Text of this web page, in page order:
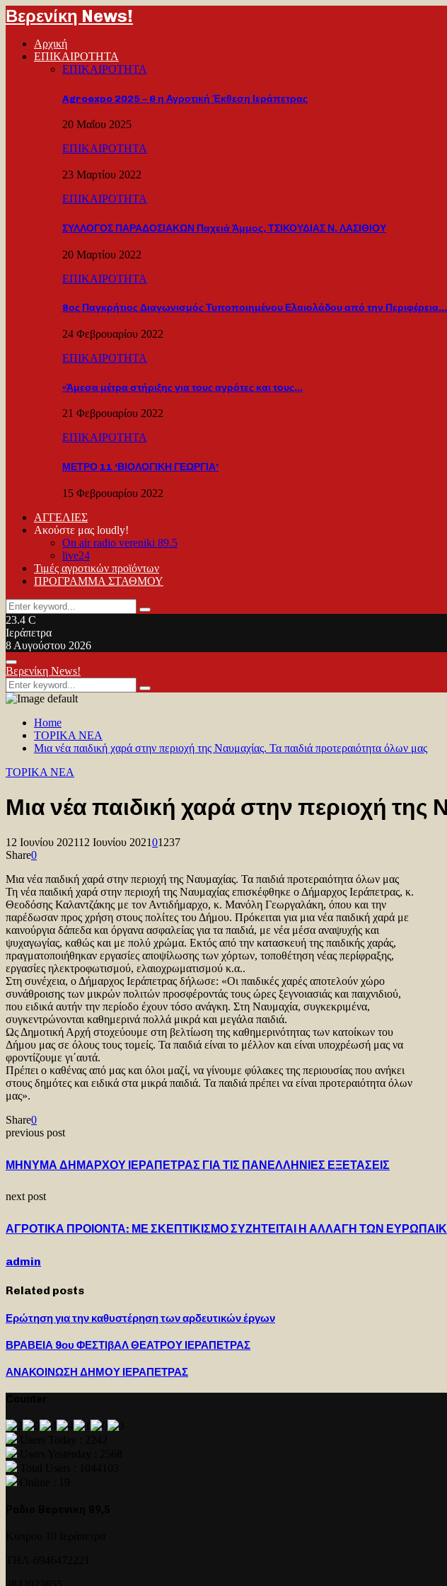
Βερενίκη News!
Αρχική
ΕΠΙΚΑΙΡΟΤΗΤΑ
ΕΠΙΚΑΙΡΟΤΗΤΑ
Agroexpo 2025 – 6 η Αγροτική Έκθεση Ιεράπετρας
20 Μαΐου 2025
ΕΠΙΚΑΙΡΟΤΗΤΑ
23 Μαρτίου 2022
ΕΠΙΚΑΙΡΟΤΗΤΑ
ΣΥΛΛΟΓΟΣ ΠΑΡΑΔΟΣΙΑΚΩΝ Παχειά Άμμος, ΤΣΙΚΟΥΔΙΑΣ Ν. ΛΑΣΙΘΙΟΥ
20 Μαρτίου 2022
ΕΠΙΚΑΙΡΟΤΗΤΑ
8ος Παγκρήτιος Διαγωνισμός Τυποποιημένου Ελαιολάδου από την Περιφέρεια…
24 Φεβρουαρίου 2022
ΕΠΙΚΑΙΡΟΤΗΤΑ
«Άμεσα μέτρα στήριξης για τους αγρότες και τους…
21 Φεβρουαρίου 2022
ΕΠΙΚΑΙΡΟΤΗΤΑ
ΜΕΤΡΟ 11 ‘ΒΙΟΛΟΓΙΚΗ ΓΕΩΡΓΙΑ’
15 Φεβρουαρίου 2022
ΑΓΓΕΛΙΕΣ
Ακούστε μας loudly!
On air radio vereniki 89.5
live24
Τιμές αγροτικών προϊόντων
ΠΡΟΓΡΑΜΜΑ ΣΤΑΘΜΟΥ
Search
for:
Search
23.4 C
Ιεράπετρα
8 Αυγούστου 2026
Facebook
Twitter
Youtube
Primary
Menu
Βερενίκη News!
Search
for:
Search
Home
TOPIKA NEA
Μια νέα παιδική χαρά στην περιοχή της Ναυμαχίας. Τα παιδιά προτεραιότητα όλων μας
TOPIKA NEA
Μια νέα παιδική χαρά στην περιοχή
12 Ιουνίου 202112 Ιουνίου 202101237
Share0
Μια νέα παιδική χαρά στην περιοχή της Ναυμαχίας. Τα παιδιά προτεραιότητα όλων μας
Τη νέα παιδική χαρά στην περιοχή της Ναυμαχίας επισκέφθηκε ο Δήμαρχος Ιεράπετρας, κ.
Θεοδόσης Καλαντζάκης με τον Αντιδήμαρχο, κ. Μανόλη Γεωργαλάκη, όπου και την
παρέδωσαν προς χρήση στους πολίτες του Δήμου. Πρόκειται για μια νέα παιδική χαρά με
καινούργια δάπεδα και όργανα ασφαλείας για τα παιδιά, με νέα μέσα αναψυχής και
ψυχαγωγίας, καθώς και με πολύ χρώμα. Εκτός από την κατασκευή της παιδικής χαράς,
πραγματοποιήθηκαν εργασίες αποψίλωσης των χόρτων, τοποθέτηση νέας περίφραξης,
εργασίες ηλεκτροφωτισμού, ελαιοχρωματισμού κ.α..
Στη συνέχεια, ο Δήμαρχος Ιεράπετρας δήλωσε: «Οι παιδικές χαρές αποτελούν χώρο
συνάθροισης των μικρών πολιτών προσφέροντάς τους ώρες ξεγνοιασιάς και παιχνιδιού,
που ειδικά αυτήν την περίοδο έχουν τόσο ανάγκη. Στη Ναυμαχία, συγκεκριμένα,
συγκεντρώνονται καθημερινά πολλά μικρά και μεγάλα παιδιά.
Ως Δημοτική Αρχή στοχεύουμε στη βελτίωση της καθημερινότητας των κατοίκων του
Δήμου μας σε όλους τους τομείς. Τα παιδιά είναι το μέλλον και είναι υποχρέωσή μας να
φροντίζουμε γι΄αυτά.
Πρέπει ο καθένας από μας και όλοι μαζί, να γίνουμε φύλακες της περιουσίας που ανήκει
στους δημότες και ειδικά στα μικρά παιδιά. Τα παιδιά πρέπει να είναι προτεραιότητα όλων
μας».
Share0
previous post
ΜΗΝΥΜΑ ΔΗΜΑΡΧΟΥ ΙΕΡΑΠΕΤΡΑΣ ΓΙΑ ΤΙΣ ΠΑΝΕΛΛΗΝΙΕΣ ΕΞΕΤΑΣΕΙΣ
next post
ΑΓΡΟΤΙΚΑ ΠΡΟΙΟΝΤΑ: ΜΕ ΣΚΕΠΤΙΚΙΣΜΟ ΣΥΖΗΤΕΙΤΑΙ Η ΑΛΛΑΓΗ ΤΩΝ
admin
Related posts
Ερώτηση για την καθυστέρηση των αρδευτικών έργων
ΒΡΑΒΕΙΑ 9ου ΦΕΣΤΙβΑΛ ΘΕΑΤΡΟΥ ΙΕΡΑΠΕΤΡΑΣ
ΑΝΑΚΟΙΝΩΣΗ ΔΗΜΟΥ ΙΕΡΑΠΕΤΡΑΣ